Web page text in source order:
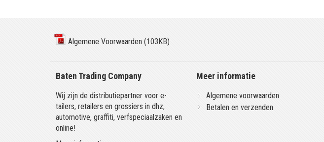
Algemene Voorwaarden (103KB)
Baten Trading Company
Wij zijn de distributiepartner voor e-
tailers, retailers en grossiers in dhz,
automotive, graffiti, verfspeciaalzaken en
online!
Meer informatie
Algemene voorwaarden
Betalen en verzenden